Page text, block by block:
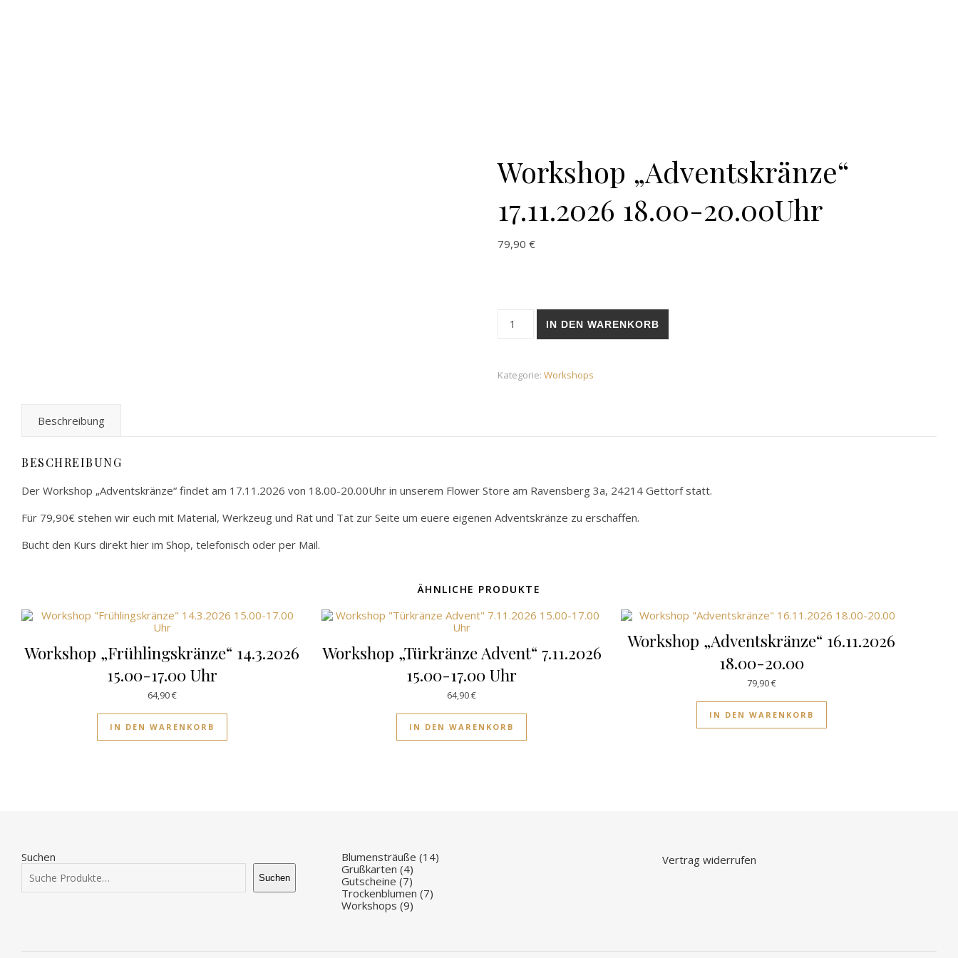
Workshop „Adventskränze“
17.11.2026 18.00-20.00Uhr
79,90 €
IN DEN WARENKORB
Kategorie: Workshops
Beschreibung
BESCHREIBUNG
Der Workshop „Adventskränze“ findet am 17.11.2026 von 18.00-20.00Uhr in unserem Flower Store am Ravensberg 3a, 24214 Gettorf statt.
Für 79,90€ stehen wir euch mit Material, Werkzeug und Rat und Tat zur Seite um euere eigenen Adventskränze zu erschaffen.
Bucht den Kurs direkt hier im Shop, telefonisch oder per Mail.
ÄHNLICHE PRODUKTE
Workshop „Frühlingskränze“ 14.3.2026
15.00-17.00 Uhr
64,90€
IN DEN WARENKORB
Workshop „Türkränze Advent“ 7.11.2026
15.00-17.00 Uhr
64,90€
IN DEN WARENKORB
Workshop „Adventskränze“ 16.11.2026
18.00-20.00
79,90€
IN DEN WARENKORB
Suchen
Suchen
Blumensträuße 1414 Produkte
Grußkarten 44 Produkte
Gutscheine 77 Produkte
Trockenblumen 77 Produkte
Workshops 99 Produkte
Vertrag widerrufen